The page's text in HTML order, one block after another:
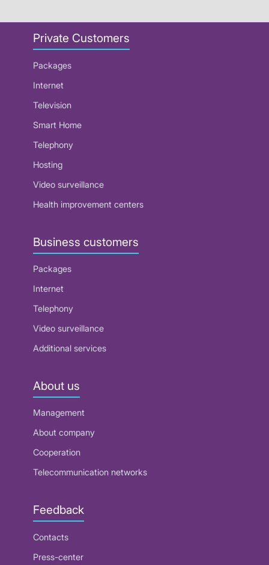
Private Customers
Packages
Internet
Television
Smart Home
Telephony
Hosting
Video surveillance
Health improvement centers
Business customers
Packages
Internet
Telephony
Video surveillance
Additional services
About us
Management
About company
Cooperation
Telecommunication networks
Feedback
Contacts
Press-center